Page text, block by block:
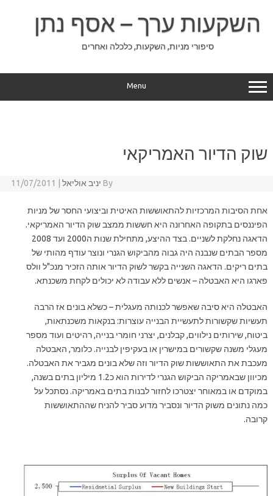
השקעות ערך – אסף נתן
סיפורי מניות, השקעות, כלכלה ואחרים
Menu
שוק הדיור האמריקאי
By יניב אוליאל|
11/07/2011
אחת הסיבות המרכזיות להתאוששות האיטית וביצועי החסר של מניות
הפיננסים בתקופה האחרונה היא חששות ממצב שוק הדיור האמריקאי.
הדאגה נחלקת לשניים. בצד ההיצע, מתחילת שנות ה2000 ועד 2008
מספר הבתים שנבנה היה גבוה מהביקוש הגנרי ונוצר עודף מהותי של
בתים ריקים. הדאגה השנייה בקשר לשוק הדיור אותה הזכיר מנכ"ל וולס
פארגו היא האבטלה – אנשים ללא עבודה לא יכולים לקחת משכנתא.
האבטלה היא סיבה שאפשר לכנותה מעגלית – כשלא בונים אז הרבה
תעשיות שקשורות לתעשיית הבנייה עוצרות: בנקאות משכנתאות,
ביטוח, שירותים נילווים, קבלנים, יצרני חומרי בנייה, רהיטים ועוד מספר
מעגלי משנה שקשורים במישרין או בעקיפין לבנייה. כלומר, האבטלה
מעכבת את התאוששות שוק הדיור וזה שלא בונים מגביר את האבטלה.
מכיוון שבאמריקה הביקוש הגנרי לדירות הוא כ1.2 מיליון בתים בשנה,
במוקדם או במאוחר יצטרכו לחזור לבנות בתים באמריקה. נסתכל על
כמה נתונים משוק הדיור ונסביר מדוע סביר להניח שההתאוששות
קרובה.